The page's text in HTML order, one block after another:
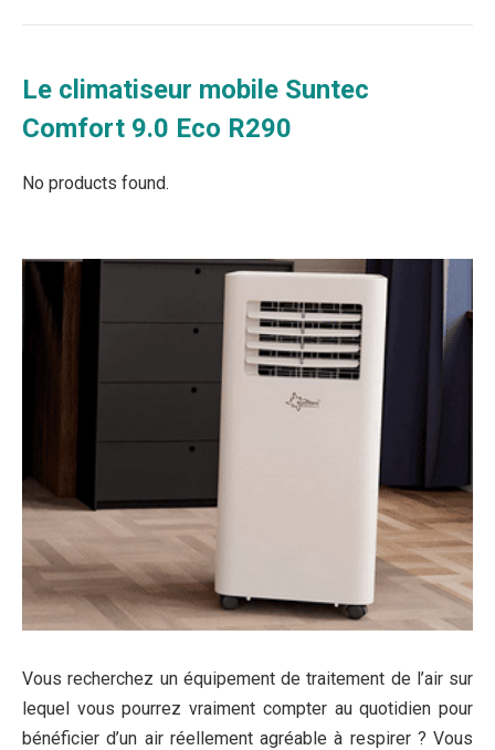
Le climatiseur mobile Suntec
Comfort 9.0 Eco R290
No products found.
Vous recherchez un équipement de traitement de l’air sur
lequel vous pourrez vraiment compter au quotidien pour
bénéficier d’un air réellement agréable à respirer ? Vous